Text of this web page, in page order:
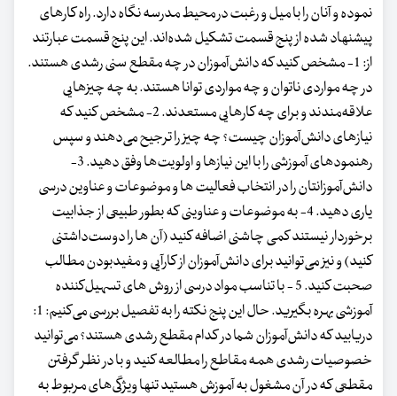
نموده و آنان را با میل و رغبت در محیط مدرسه نگاه دارد. راه کارهای
پیشنهاد شده از پنج قسمت تشکیل شده‌اند. این پنج قسمت عبارتند
از: 1- مشخص کنید که دانش‌‌آموزان در چه مقطع سنی رشدی هستند.
در چه مواردی ناتوان و چه مواردی توانا هستند. به چه چیزهایی
علاقه‌مندند و برای چه کارهایی مستعدند. 2- مشخص کنید که
نیازهای دانش‌آموزان چیست؟ چه چیز را ترجیح می‌دهند و سپس
رهنمودهای آموزشی را با این نیازها و اولویت‌ها وفق دهید. 3-
دانش‌آموزانتان را در انتخاب فعالیت ها و موضوعات و عناوین درسی
یاری دهید. 4- به موضوعات و عناوینی که بطور طبیعی از جذابیت
برخوردار نیستند کمی چاشنی اضافه کنید (آن ها را دوست‌داشتنی
کنید) و نیز می‌توانید برای دانش‌آموزان از کارآیی و مفیدبودن مطالب
صحبت کنید. 5 - با تناسب مواد درسی از روش های تسهیل‌کننده
آموزشی بهره بگیرید. ‌حال این پنج نکته را به تفصیل بررسی می‌کنیم: ‌1:
دریابید که دانش‌آموزان شما در کدام مقطع رشدی هستند؟ می‌توانید
خصوصیات رشدی همه‌ مقاطع را مطالعه کنید و با در نظر گرفتن
مقطعی که در آن مشغول به آموزش هستید تنها ویژگی‌های مربوط به